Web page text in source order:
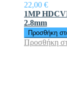
22,00 €
1MP
2.8mm
Προσθήκη
Προσθήκη